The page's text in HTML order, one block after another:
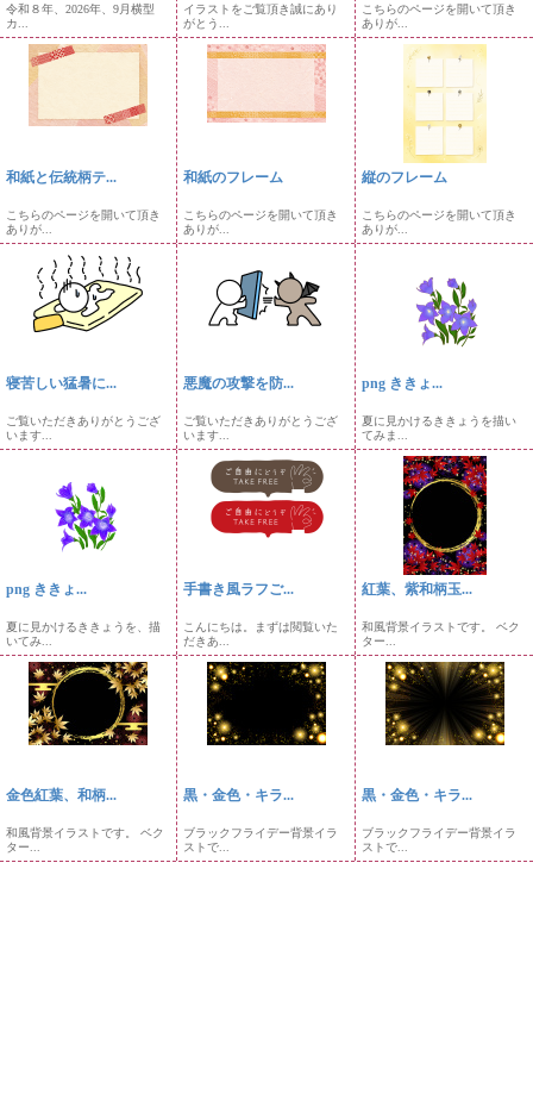
令和８年、2026年、9月横型
カ...
イラストをご覧頂き誠にあり
がとう...
こちらのページを開いて頂き
ありが...
和紙と伝統柄テ...
こちらのページを開いて頂き
ありが...
和紙のフレーム
こちらのページを開いて頂き
ありが...
縦のフレーム
こちらのページを開いて頂き
ありが...
寝苦しい猛暑に...
ご覧いただきありがとうござ
います...
悪魔の攻撃を防...
ご覧いただきありがとうござ
います...
png ききょ...
夏に見かけるききょうを描い
てみま...
png ききょ...
夏に見かけるききょうを、描
いてみ...
手書き風ラフご...
こんにちは。まずは閲覧いた
だきあ...
紅葉、紫和柄玉...
和風背景イラストです。 ベク
ター...
金色紅葉、和柄...
和風背景イラストです。 ベク
ター...
黒・金色・キラ...
ブラックフライデー背景イラ
ストで...
黒・金色・キラ...
ブラックフライデー背景イラ
ストで...